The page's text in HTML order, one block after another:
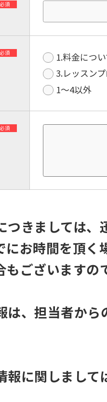
必須
必須 1.料金につ
3.レッスン
1〜4以外
必須
きましては、
お時間を頂く
ございますの
、担当者か
に関しまして